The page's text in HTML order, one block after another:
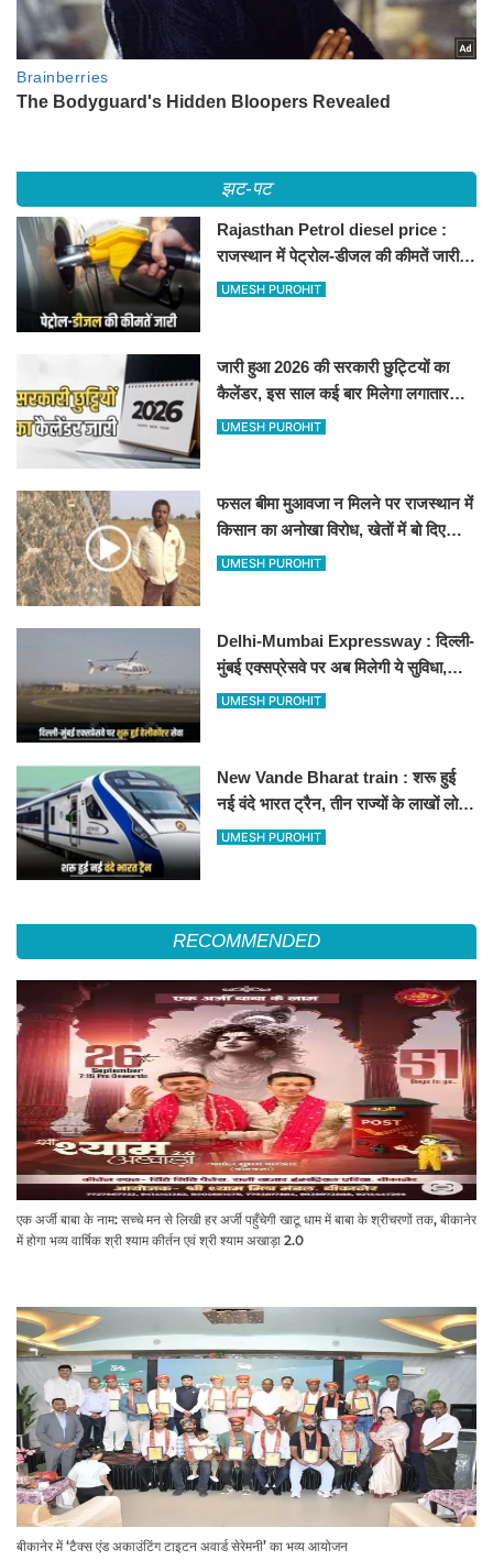
झट-पट
Rajasthan Petrol diesel price :
राजस्थान में पेट्रोल-डीजल की कीमतें जारी,
जानिए बीकानेर समेत पुरे प्रदेश में नए रेट
UMESH PUROHIT
जारी हुआ 2026 की सरकारी छुट्टियों का
कैलेंडर, इस साल कई बार मिलेगा लगातार
अवकाश, देखें
UMESH PUROHIT
फसल बीमा मुआवजा न मिलने पर राजस्थान में
किसान का अनोखा विरोध, खेतों में बो दिए
500-500 रुपए के नोट, वीडियो वायरल
UMESH PUROHIT
Delhi-Mumbai Expressway : दिल्ली-
मुंबई एक्सप्रेसवे पर अब मिलेगी ये सुविधा,
हेलीकॉप्टर सर्विस से तुरंत घायल पहुंचेगा
UMESH PUROHIT
New Vande Bharat train : शरू हुई
नई वंदे भारत ट्रैन, तीन राज्यों के लाखों लोगों
का सफर होगा आसान, देखें पूरा रूटमैप
UMESH PUROHIT
RECOMMENDED
एक अर्जी बाबा के नाम: सच्चे मन से लिखी हर अर्जी पहुँचेगी खाटू धाम में बाबा के श्रीचरणों तक, बीकानेर
में होगा भव्य वार्षिक श्री श्याम कीर्तन एवं श्री श्याम अखाड़ा 2.0
बीकानेर में ‘टैक्स एंड अकाउंटिंग टाइटन अवार्ड सेरेमनी’ का भव्य आयोजन